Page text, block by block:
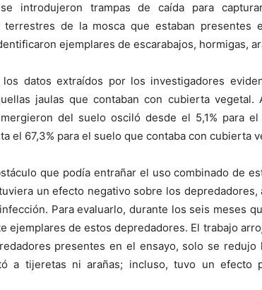
se introdujeron trampas de caída para
terrestres de la mosca que estaban presentes
ejemplares de escarabajos, hormigas,
datos extraídos por los investigadores
jaulas que contaban con cubierta vegetal.
del suelo osciló desde el 5,1% para
el 67,3% para el suelo que contaba con cubierta
que podía entrañar el uso combinado de
un efecto negativo sobre los
Para evaluarlo, durante los seis meses
ejemplares de estos depredadores. El trabajo
presentes en el ensayo, solo se redujo
a tijeretas ni arañas; incluso, tuvo un efecto